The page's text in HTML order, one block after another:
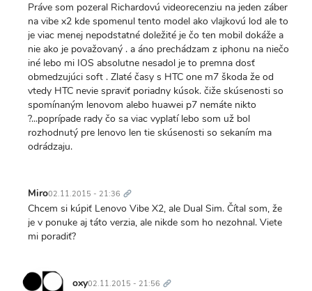
Práve som pozeral Richardovú videorecenziu na jeden záber
na vibe x2 kde spomenul tento model ako vlajkovú lod ale to
je viac menej nepodstatné doležité je čo ten mobil dokáže a
nie ako je považovaný . a áno prechádzam z iphonu na niečo
iné lebo mi IOS absolutne nesadol je to premna dosť
obmedzujúci soft . Zlaté časy s HTC one m7 škoda že od
vtedy HTC nevie spraviť poriadny kúsok. čiže skúsenosti so
spomínaným lenovom alebo huawei p7 nemáte nikto
?...poprípade rady čo sa viac vyplatí lebo som už bol
rozhodnutý pre lenovo len tie skúsenosti so sekaním ma
odrádzaju.
Miro02.11.2015 - 21:36 odkaz
Chcem si kúpiť Lenovo Vibe X2, ale Dual Sim. Čítal som, že
je v ponuke aj táto verzia, ale nikde som ho nezohnal. Viete
mi poradiť?
oxy02.11.2015 - 21:56 odkaz